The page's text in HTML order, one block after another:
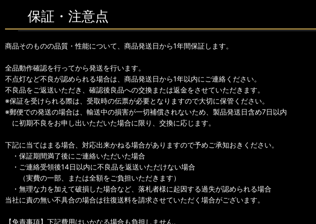
保証・注意点
商品そのものの品質・性能について、商品発送日から1年間保証します。
全品動作確認を行ってから発送を行います。
不点灯など不良が認められる場合は、商品発送日から1年以内にご連絡ください。
不良品をご返送いただき、確認後良品への交換または返金をさせていただきます。
※保証を受けられる際は、受取時の伝票が必要となりますので大切に保管ください。
※郵便での発送の場合は、輸送中の損害が一切補償されないため、製品発送日含め7日以内
に初期不良をお申し出いただいた場合に限り、交換に応じます。
下記に当てはまる場合、対応出来かねる場合がありますので予めご承知おきください。
・保証期間満了後にご連絡いただいた場合
・ご連絡受領後14日以内に不良品を返送いただけない場合
（実費の一部、または全額をご負担いただきます）
・無理な力を加えて破損した場合など、落札者様に起因する過失が認められる場合
当社に責の無い不具合の場合は往復送料を請求させていただく場合がございます。
【免責事項】下記費用はいかなる場合も負担しません。